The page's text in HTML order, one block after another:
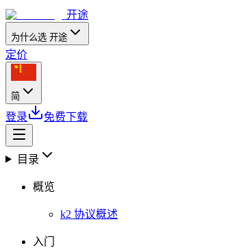
开途
为什么选 开途
定价
简
登录 免费下载
目录
概览
k2 协议概述
入门